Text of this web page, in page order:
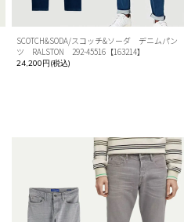
SCOTCH&SODA/スコッチ&ソーダ デニムパン
ツ RALSTON 292-45516【163214】
24,200円(税込)